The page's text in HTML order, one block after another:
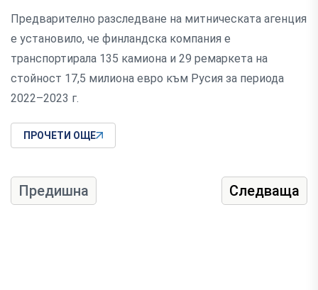
Предварително разследване на митническата агенция
е установило, че финландска компания е
транспортирала 135 камиона и 29 ремаркета на
стойност 17,5 милиона евро към Русия за периода
2022–2023 г.
ПРОЧЕТИ ОЩЕ
Предишна Следваща